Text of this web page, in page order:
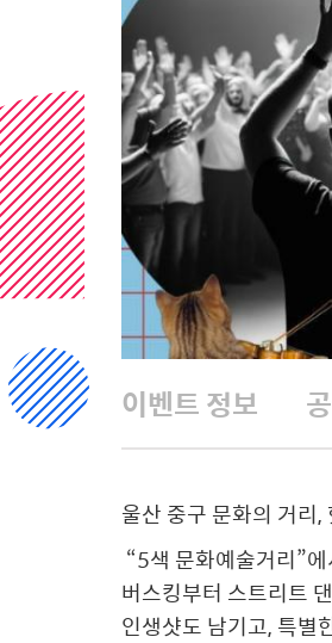
이벤트 정보
울산 중구 문화의 거리,
“5색 문화예술거리”
버스킹부터 스트리트
인생샷도 남기고, 특별